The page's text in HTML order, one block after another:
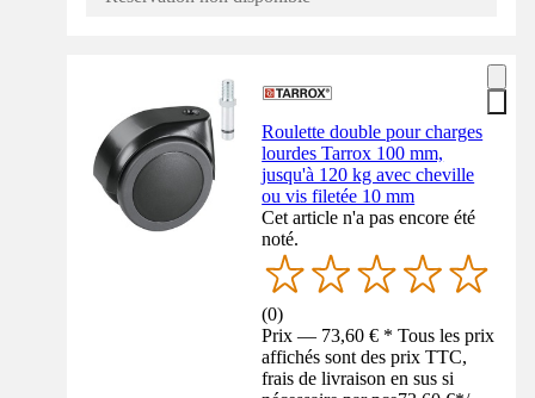
Roulette double pour charges
lourdes Tarrox 100 mm,
jusqu'à 120 kg avec cheville
ou vis filetée 10 mm
Cet article n'a pas encore été
noté.
(0)
Prix — 73,60 € * Tous les prix
affichés sont des prix TTC,
frais de livraison en sus si